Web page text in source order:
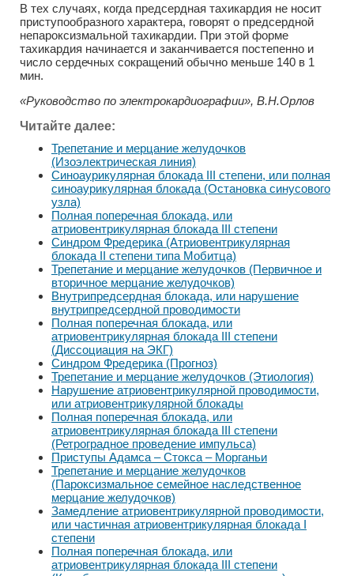
В тех случаях, когда предсердная тахикардия не носит
приступообразного характера, говорят о предсердной
непароксизмальной тахикардии. При этой форме
тахикардия начинается и заканчивается постепенно и
число сердечных сокращений обычно меньше 140 в 1
мин.
«Руководство по электрокардиографии», В.Н.Орлов
Читайте далее:
Трепетание и мерцание желудочков
(Изоэлектрическая линия)
Синоаурикулярная блокада III степени, или полная
синоаурикулярная блокада (Остановка синусового
узла)
Полная поперечная блокада, или
атриовентрикулярная блокада III степени
Синдром Фредерика (Атриовентрикулярная
блокада II степени типа Мобитца)
Трепетание и мерцание желудочков (Первичное и
вторичное мерцание желудочков)
Внутрипредсердная блокада, или нарушение
внутрипредсердной проводимости
Полная поперечная блокада, или
атриовентрикулярная блокада III степени
(Диссоциация на ЭКГ)
Синдром Фредерика (Прогноз)
Трепетание и мерцание желудочков (Этиология)
Нарушение атриовентрикулярной проводимости,
или атриовентрикулярной блокады
Полная поперечная блокада, или
атриовентрикулярная блокада III степени
(Ретроградное проведение импульса)
Приступы Адамса – Стокса – Морганьи
Трепетание и мерцание желудочков
(Пароксизмальное семейное наследственное
мерцание желудочков)
Замедление атриовентрикулярной проводимости,
или частичная атриовентрикулярная блокада I
степени
Полная поперечная блокада, или
атриовентрикулярная блокада III степени